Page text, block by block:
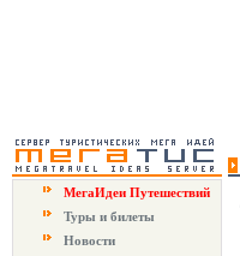
МегаИдеи Путешествий
Туры и билеты
Новости